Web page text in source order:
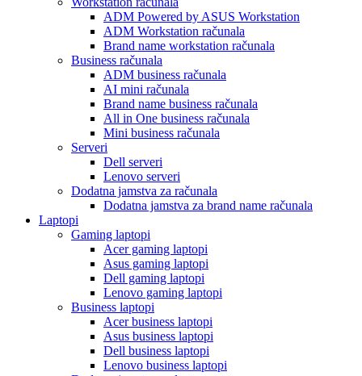
ADM Powered by ASUS Workstation
ADM Workstation računala
Brand name workstation računala
Business računala
ADM business računala
AI mini računala
Brand name business računala
All in One business računala
Mini business računala
Serveri
Dell serveri
Lenovo serveri
Dodatna jamstva za računala
Dodatna jamstva za brand name računala
Laptopi
Gaming laptopi
Acer gaming laptopi
Asus gaming laptopi
Dell gaming laptopi
Lenovo gaming laptopi
Business laptopi
Acer business laptopi
Asus business laptopi
Dell business laptopi
Lenovo business laptopi